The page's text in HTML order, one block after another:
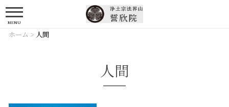
MENU
ホーム > 人間
人間